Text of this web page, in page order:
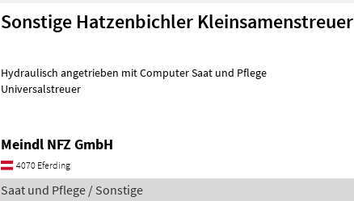
Sonstige Hatzenbichler Kleinsamenstreuer
Hydraulisch angetrieben mit Computer Saat und Pflege
Universalstreuer
Meindl NFZ GmbH
4070 Eferding
Saat und Pflege / Sonstige